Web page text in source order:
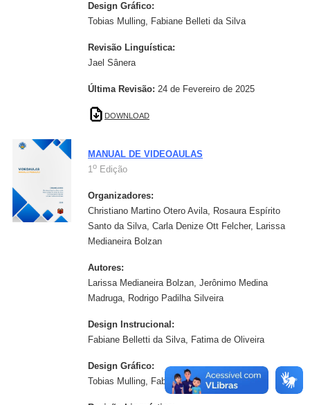
Design Gráfico:
Tobias Mulling, Fabiane Belleti da Silva
Revisão Linguística:
Jael Sânera
Última Revisão: 24 de Fevereiro de 2025
DOWNLOAD
MANUAL DE VIDEOAULAS
1o Edição
Organizadores:
Christiano Martino Otero Avila, Rosaura Espírito
Santo da Silva, Carla Denize Ott Felcher, Larissa
Medianeira Bolzan
Autores:
Larissa Medianeira Bolzan, Jerônimo Medina
Madruga, Rodrigo Padilha Silveira
Design Instrucional:
Fabiane Belletti da Silva, Fatima de Oliveira
Design Gráfico:
Tobias Mulling, Fabiane Belleti da Silva